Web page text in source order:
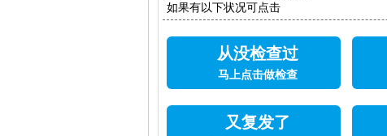
如果有以下状况可点击
从没检查过
马上点击做检查
又复发了